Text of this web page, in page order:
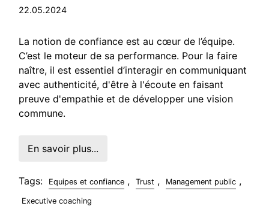
22.05.2024
La notion de confiance est au cœur de l’équipe.
C’est le moteur de sa performance. Pour la faire
naître, il est essentiel d’interagir en communiquant
avec authenticité, d'être à l'écoute en faisant
preuve d'empathie et de développer une vision
commune.
En savoir plus...
Tags: Equipes et confiance , Trust , Management public ,
Executive coaching